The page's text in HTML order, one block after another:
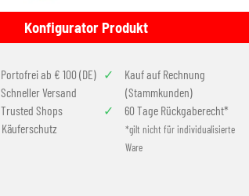
Konfigurator Produkt
Portofrei ab € 100 (DE)
Schneller Versand
Trusted Shops
Käuferschutz
Kauf auf Rechnung
(Stammkunden)
60 Tage Rückgaberecht*
*gilt nicht für individualisierte
Ware